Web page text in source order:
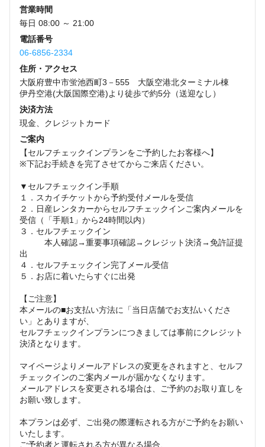
営業時間
毎日 08:00 ～ 21:00
電話番号
06-6856-2334
住所・アクセス
大阪府豊中市蛍池西町3－555 大阪空港北ターミナル棟
伊丹空港(大阪国際空港)より徒歩で約5分（送迎なし）
決済方法
現金、クレジットカード
ご案内
【セルフチェックインプランをご予約したお客様へ】
※下記お手続きを完了させてからご来店ください。
▼セルフチェックイン手順
１．スカイチケットから予約受付メールを受信
２．日産レンタカーからセルフチェックインご案内メールを
受信（「手順1」から24時間以内）
３．セルフチェックイン
本人確認→重要事項確認→クレジット決済→免許証提
出
４．セルフチェックイン完了メール受信
５．お店に着いたらすぐに出発
【ご注意】
本メールの■お支払い方法に「当日店舗でお支払いくださ
い」とありますが、
セルフチェックインプランにつきましては事前にクレジット
決済となります。
マイページよりメールアドレスの変更をされますと、セルフ
チェックインのご案内メールが届かなくなります。
メールアドレスを変更される場合は、ご予約のお取り直しを
お願い致します。
本プランは必ず、ご出発の際運転される方がご予約をお願い
いたします。
ご予約者と運転される方が異なる場合、